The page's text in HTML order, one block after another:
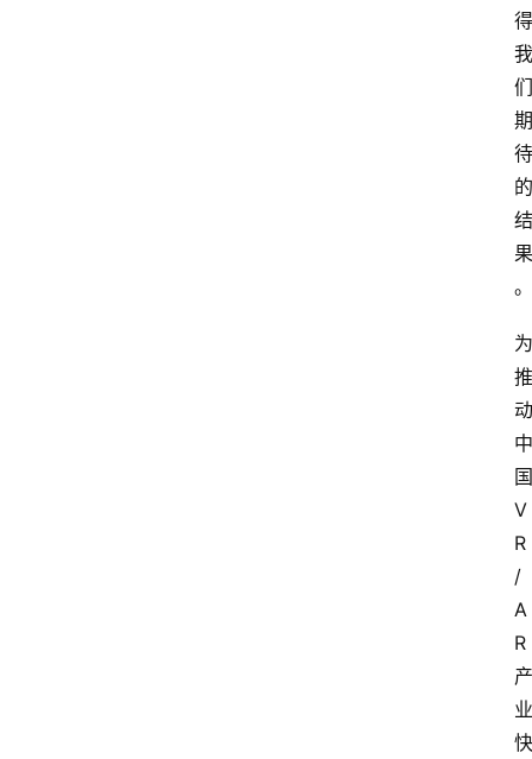
得
我
们
期
待
的
结
果
。
为
推
动
中
国
V
R
/
A
R
产
业
快